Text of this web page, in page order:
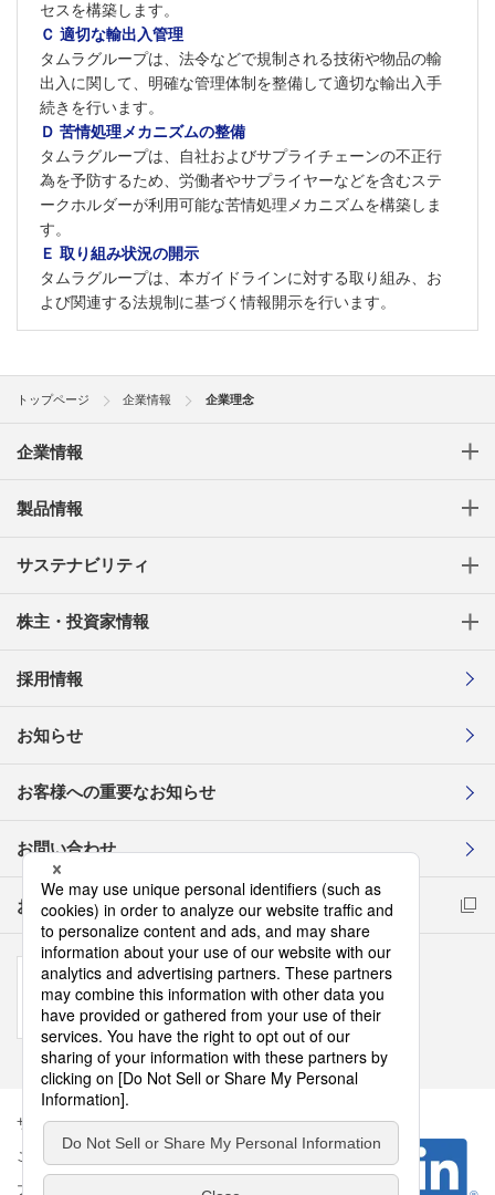
セスを構築します。
Ｃ 適切な輸出入管理
タムラグループは、法令などで規制される技術や物品の輸
出入に関して、明確な管理体制を整備して適切な輸出入手
続きを行います。
Ｄ 苦情処理メカニズムの整備
タムラグループは、自社およびサプライチェーンの不正行
為を予防するため、労働者やサプライヤーなどを含むステ
ークホルダーが利用可能な苦情処理メカニズムを構築しま
す。
Ｅ 取り組み状況の開示
タムラグループは、本ガイドラインに対する取り組み、お
よび関連する法規制に基づく情報開示を行います。
トップページ 企業情報 企業理念
企業情報
製品情報
サステナビリティ
株主・投資家情報
採用情報
お知らせ
お客様への重要なお知らせ
お問い合わせ
お取引先様コンプライアンス通報窓口
サイトマップ
このサイトについて
プライバシーポリシー